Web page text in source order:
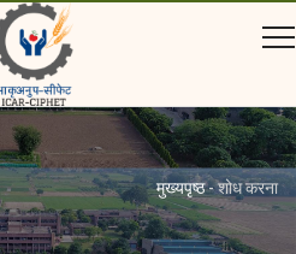
मुख्यपृष्ठ-शोध करना